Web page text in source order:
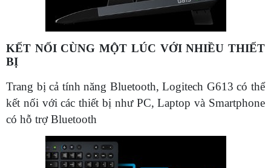
KẾT NỐI CÙNG MỘT LÚC VỚI NHIỀU THIẾT
BỊ
Trang bị cả tính năng Bluetooth, Logitech G613 có thể
kết nối với các thiết bị như PC, Laptop và Smartphone
có hỗ trợ Bluetooth